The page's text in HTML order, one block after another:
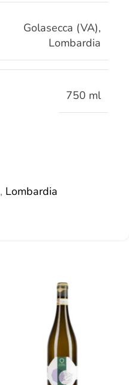
Golasecca (VA),
Lombardia
750 ml
, Lombardia